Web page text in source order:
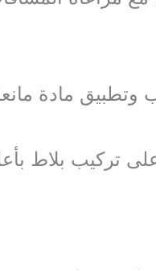
وتطبيق مادة
تركيب بلاط